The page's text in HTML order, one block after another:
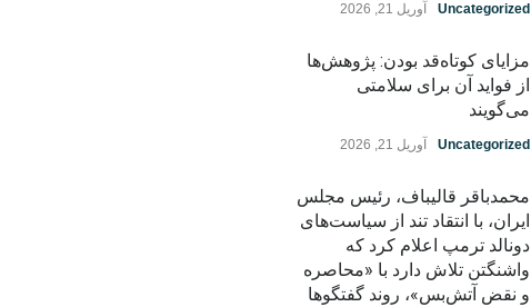
Uncategorized آوریل 21, 2026
مزایای کوتاه‌قد بودن: پژوهش‌ها
از فواید آن برای سلامتی
می‌گویند
Uncategorized آوریل 21, 2026
محمدباقر قالیباف، رئیس مجلس
ایران، با انتقاد تند از سیاست‌های
دونالد ترمپ اعلام کرد که
واشنگتن تلاش دارد با «محاصره
و نقض آتش‌بس»، روند گفتگوها